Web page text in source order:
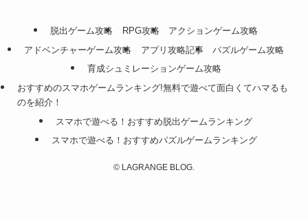
脱出ゲーム攻略 RPG攻略
アクションゲーム攻略
アドベンチャーゲーム攻略
アプリ攻略記事
パズルゲーム攻略
育成シュミレーションゲーム攻略
おすすめのスマホゲームランキング!無料で遊べて面白くてハマるも
のを紹介！
スマホで遊べる！おすすめ脱出ゲームランキング
スマホで遊べる！おすすめパズルゲームランキング
© LAGRANGE BLOG.